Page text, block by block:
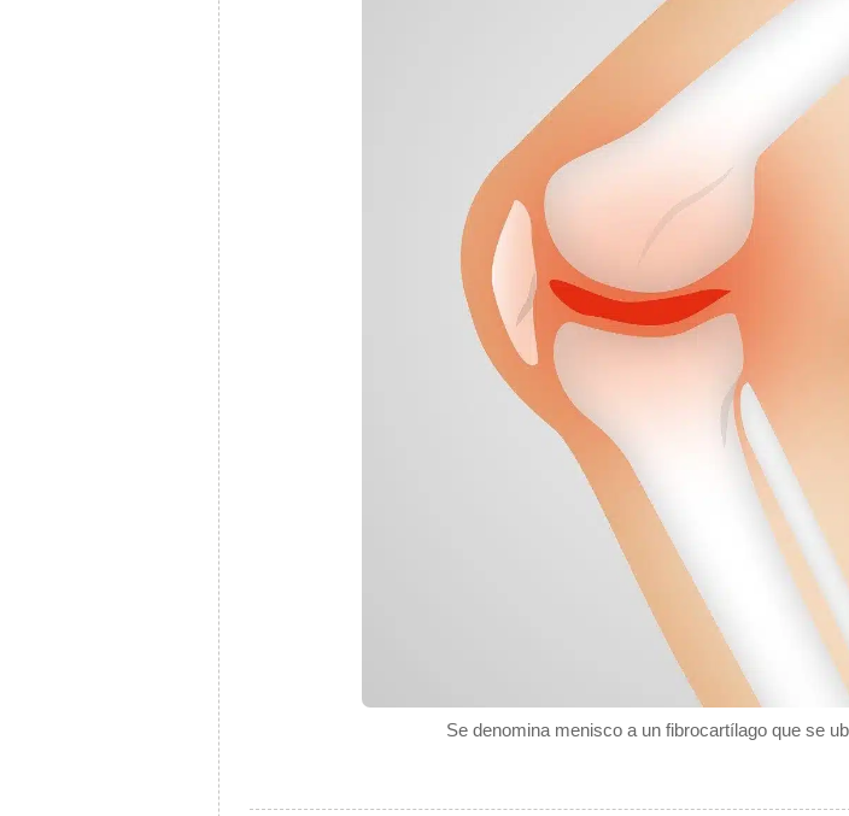
Se denomina menisco a un fibrocartílago que se